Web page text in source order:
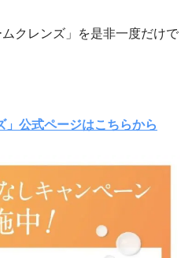
クレンズ」を是非一度だけで
」公式ページはこちらから